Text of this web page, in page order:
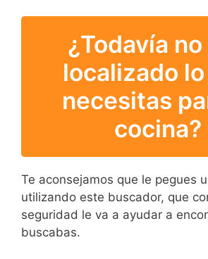
¿Todavía
localizado
necesitas
cocina?
Te aconsejamos que le pegues
utilizando este buscador, que
seguridad le va a ayudar a
buscabas.